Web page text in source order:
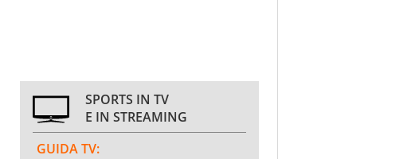
SPORTS IN TV
E IN STREAMING
GUIDA TV: